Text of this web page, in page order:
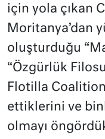
için yola çıkan
Moritanya’dan
oluşturduğu
“Özgürlük
Flotilla
ettiklerini ve
olmayı